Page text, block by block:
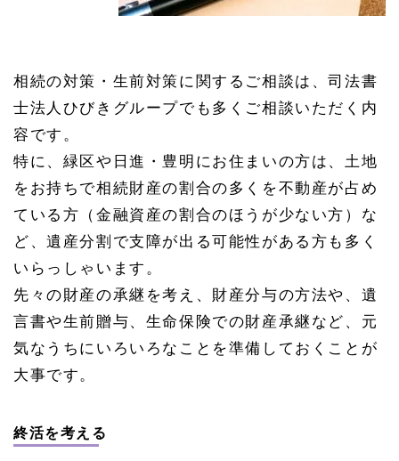
相続の対策・生前対策に関するご相談は、司法書
士法人ひびきグループでも多くご相談いただく内
容です。
特に、緑区や日進・豊明にお住まいの方は、土地
をお持ちで相続財産の割合の多くを不動産が占め
ている方（金融資産の割合のほうが少ない方）な
ど、遺産分割で支障が出る可能性がある方も多く
いらっしゃいます。
先々の財産の承継を考え、財産分与の方法や、遺
言書や生前贈与、生命保険での財産承継など、元
気なうちにいろいろなことを準備しておくことが
大事です。
終活を考える